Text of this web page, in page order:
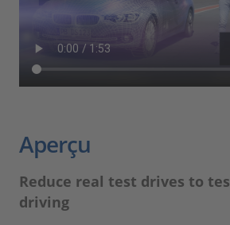
Aperçu
Reduce real test drives to
driving